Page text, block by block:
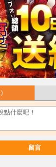
)
留言